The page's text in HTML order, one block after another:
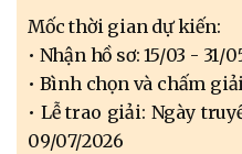
Mốc thời gian dự kiến:
• Nhận hồ sơ: 15/03 - 31/
• Bình chọn và chấm
• Lễ trao giải: Ngày
09/07/2026